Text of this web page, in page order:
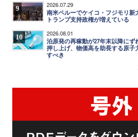
9 2026.07.29
南米ペルーでケイコ・フジモリ新
トランプ支持政権が増えている
10 2026.08.01
泊原発の再稼動が27年末以降に
押し上げ、物価高を助長する原子
すべき